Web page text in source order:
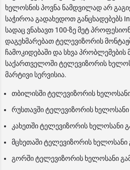
ხელოსნის პოვნა ნამდვილად არ
საჭიროა გადახედოთ განცხადებებს
სადაც ვნახავთ 100-ზე მეტ
დაგეხმარებათ ტელევიზორის
ჩამოკიდებაში და სხვა პრობლემების
საქართველოში ტელევიზორის
მარტივი სერვისია.
თბილისში ტელევიზორის ხელოსანი
რუსთავში ტელევიზორის ხელოსანი
კახეთში ტელევიზორის ხელოსანი
მცხეთაში ტელევიზორის ხელოსანი
გორში ტელევიზორის ხელოსანი